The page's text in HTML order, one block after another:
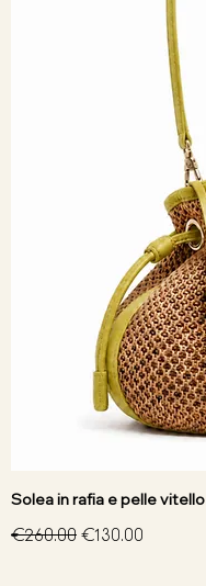
Solea in rafia e pelle vitello
Regular Price
€260.00Sale Price
€130.00